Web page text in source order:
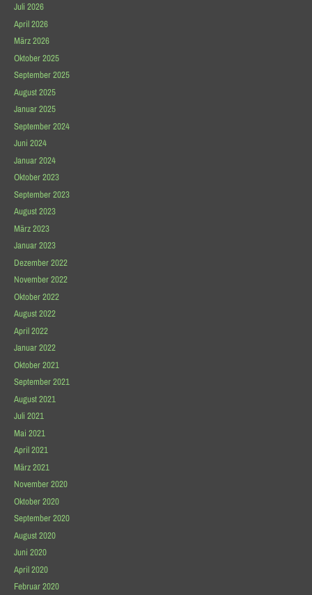
Juli 2026
April 2026
März 2026
Oktober 2025
September 2025
August 2025
Januar 2025
September 2024
Juni 2024
Januar 2024
Oktober 2023
September 2023
August 2023
März 2023
Januar 2023
Dezember 2022
November 2022
Oktober 2022
August 2022
April 2022
Januar 2022
Oktober 2021
September 2021
August 2021
Juli 2021
Mai 2021
April 2021
März 2021
November 2020
Oktober 2020
September 2020
August 2020
Juni 2020
April 2020
Februar 2020